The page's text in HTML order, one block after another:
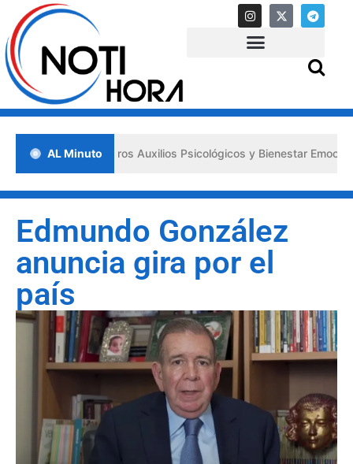
AL Minuto
los «Primeros Auxilios Psicológicos y Bienestar Emocional»
Edmundo González
anuncia gira por el
país